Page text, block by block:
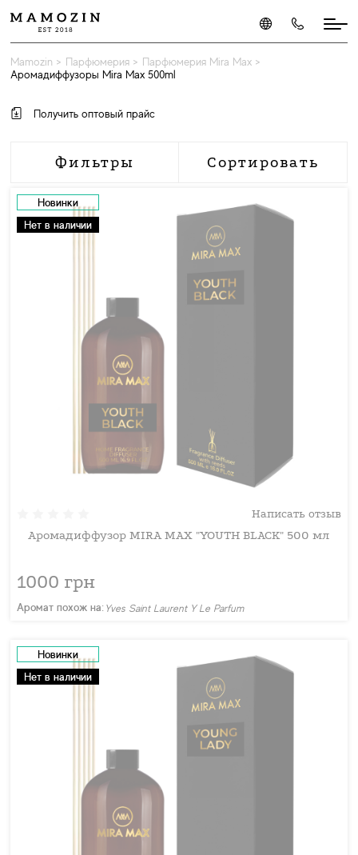
Mamozin > Парфюмерия > Парфюмерия Mira Max >
Аромадиффузоры Mira Max 500ml
Получить оптовый прайс
Фильтры Сортировать
Новинки
Нет в наличии
Написать отзыв
Аромадиффузор MIRA MAX "YOUTH BLACK" 500 мл
1000 грн
Аромат похож на: Yves Saint Laurent Y Le Parfum
Новинки
Нет в наличии